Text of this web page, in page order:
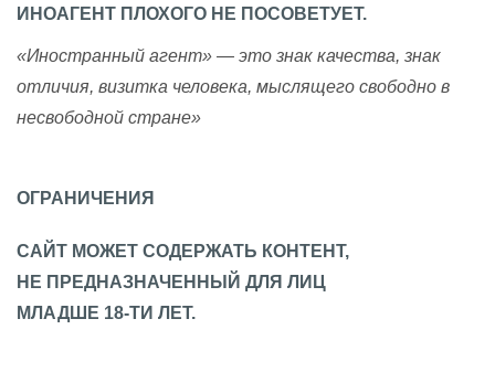
ИНОАГЕНТ ПЛОХОГО НЕ ПОСОВЕТУЕТ.
«Иностранный агент» — это знак качества, знак
отличия, визитка человека, мыслящего свободно в
несвободной стране»
ОГРАНИЧЕНИЯ
САЙТ МОЖЕТ СОДЕРЖАТЬ КОНТЕНТ,
НЕ ПРЕДНАЗНАЧЕННЫЙ ДЛЯ ЛИЦ
МЛАДШЕ 18-ТИ ЛЕТ.